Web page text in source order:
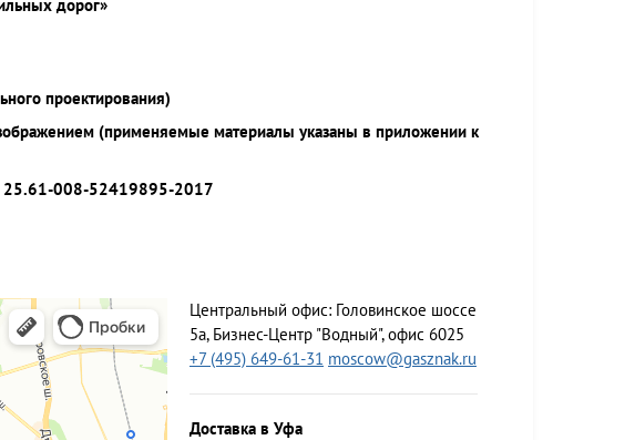
дорог»
проектирования)
(применяемые материалы указаны в приложении к
25.61-008-52419895-2017
Центральный офис: Головинское шоссе
5а, Бизнес-Центр "Водный", офис 6025
+7 (495) 649-61-31 moscow@gasznak.ru
Доставка в Уфа